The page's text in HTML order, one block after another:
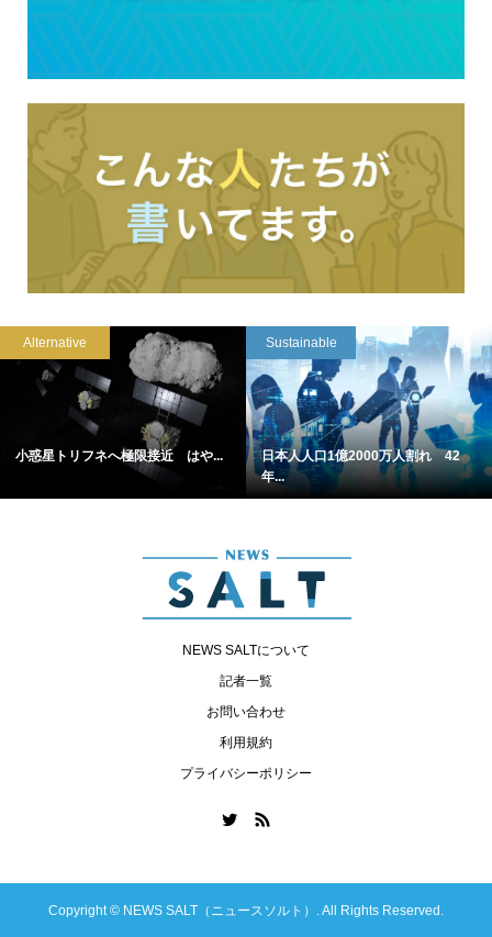
Alternative
小惑星トリフネへ極限接近 はや...
Sustainable
日本人人口1億2000万人割れ 42
年...
NEWS SALTについて
記者一覧
お問い合わせ
利用規約
プライバシーポリシー
Copyright © NEWS SALT（ニュースソルト）. All Rights Reserved.